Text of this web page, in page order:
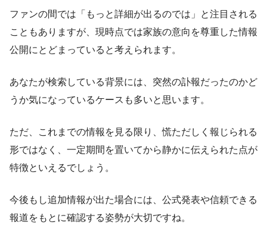
ファンの間では「もっと詳細が出るのでは」と注目される
こともありますが、現時点では家族の意向を尊重した情報
公開にとどまっていると考えられます。
あなたが検索している背景には、突然の訃報だったのかど
うか気になっているケースも多いと思います。
ただ、これまでの情報を見る限り、慌ただしく報じられる
形ではなく、一定期間を置いてから静かに伝えられた点が
特徴といえるでしょう。
今後もし追加情報が出た場合には、公式発表や信頼できる
報道をもとに確認する姿勢が大切ですね。